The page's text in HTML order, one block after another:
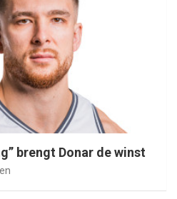
brengt Donar de winst